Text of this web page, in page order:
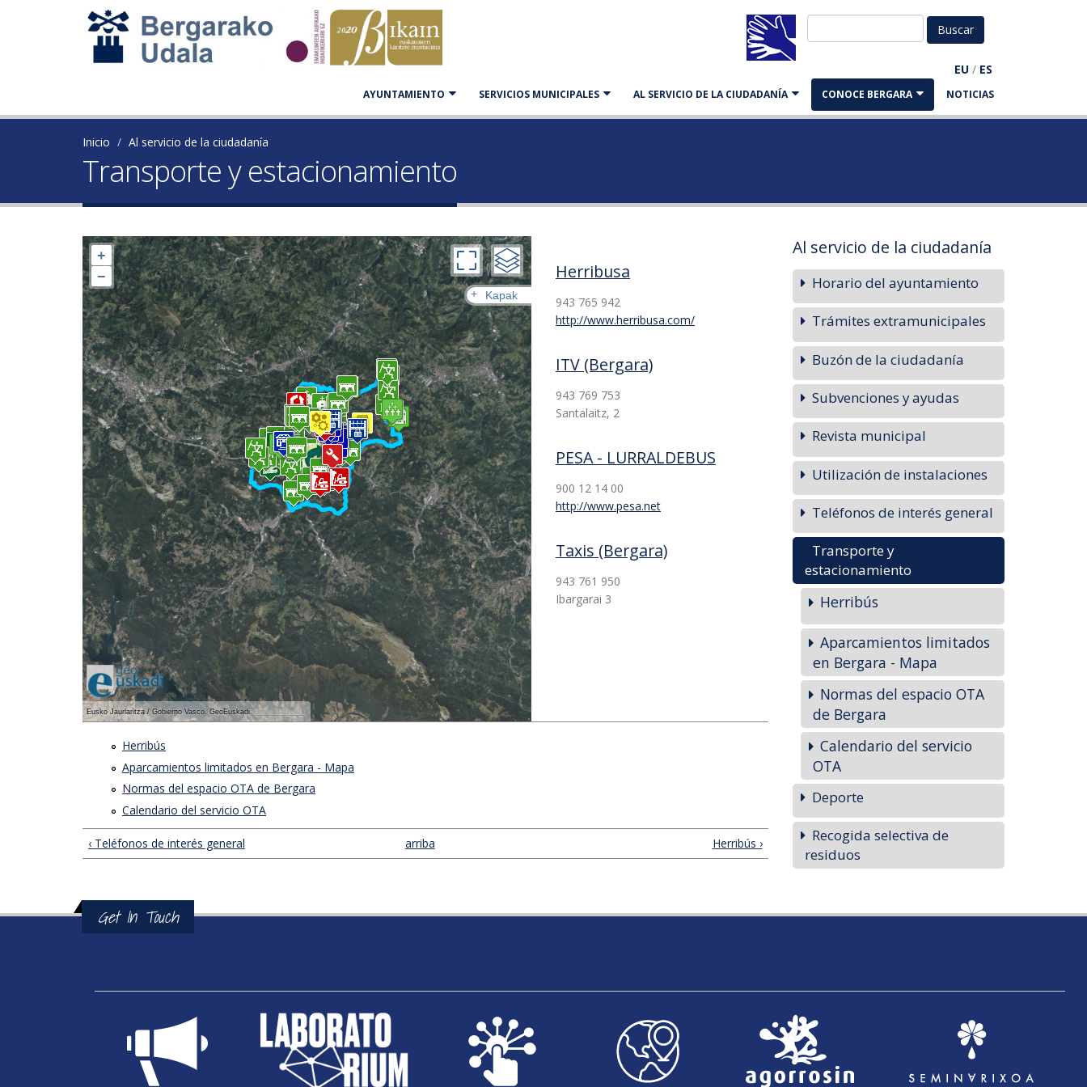
EU / ES
AYUNTAMIENTO SERVICIOS MUNICIPALES AL SERVICIO DE LA CIUDADANÍA CONOCE BERGARA NOTICIAS
Inicio Al servicio de la ciudadanía
Transporte y estacionamiento
+
−
Eusko Jaurlaritza / Gobierno Vasco. GeoEuskadi Beste batzuk...
Lokalizazioa GoogleMaps-etan
erakutsi
+ Kapak
Herribusa
943 765 942
http://www.herribusa.com/
ITV (Bergara)
943 769 753
Santalaitz, 2
PESA - LURRALDEBUS
900 12 14 00
http://www.pesa.net
Taxis (Bergara)
943 761 950
Ibargarai 3
Herribús
Aparcamientos limitados en Bergara - Mapa
Normas del espacio OTA de Bergara
Calendario del servicio OTA
‹ Teléfonos de interés general arriba Herribús ›
Al servicio de la ciudadanía
Horario del ayuntamiento
Trámites extramunicipales
Buzón de la ciudadanía
Subvenciones y ayudas
Revista municipal
Utilización de instalaciones
Teléfonos de interés general
Transporte y
estacionamiento
Herribús
Aparcamientos limitados
en Bergara - Mapa
Normas del espacio OTA
de Bergara
Calendario del servicio
OTA
Deporte
Recogida selectiva de
residuos
Get In Touch